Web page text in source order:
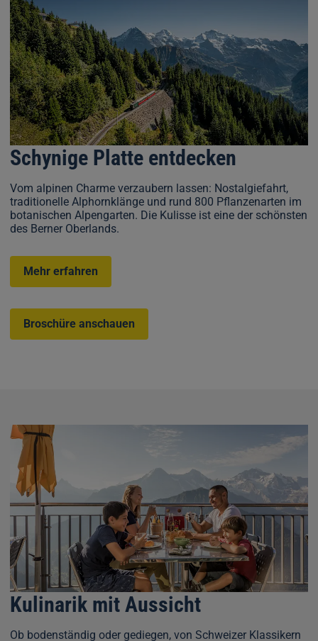
Schynige Platte entdecken
Vom alpinen Charme verzaubern lassen: Nostalgiefahrt,
traditionelle Alphornklänge und rund 800 Pflanzenarten im
botanischen Alpengarten. Die Kulisse ist eine der schönsten
des Berner Oberlands.
Mehr erfahren
Broschüre anschauen
Kulinarik mit Aussicht
Ob bodenständig oder gediegen, von Schweizer Klassikern